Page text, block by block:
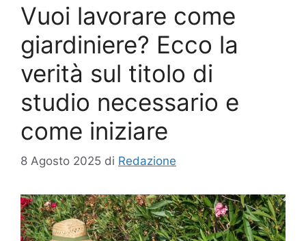
Vuoi lavorare come
giardiniere? Ecco la
verità sul titolo di
studio necessario e
come iniziare
8 Agosto 2025 di Redazione